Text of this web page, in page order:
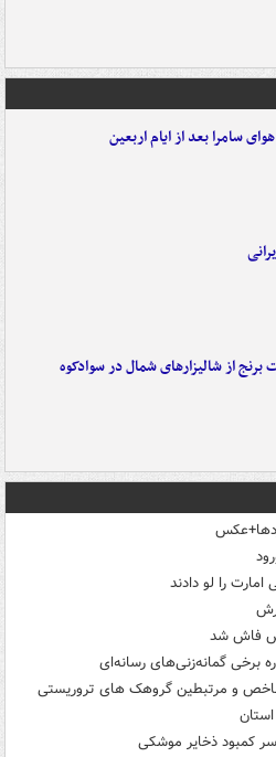
سامرا بعد از ایام اربعین
برنج از شالیزارهای شمال در سوادکوه
را لو دادند
برخی گمانه‌زنی‌های رسانه‌ای
کمبود ذخایر موشکی